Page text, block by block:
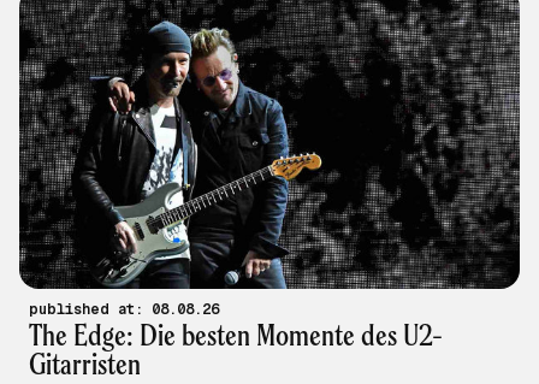
published at: 08.08.26
The Edge: Die besten Momente des U2-
Gitarristen